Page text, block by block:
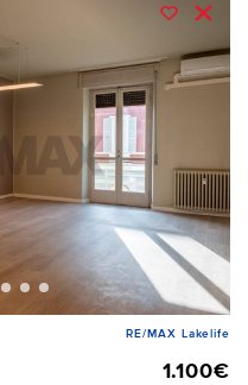
RE/MAX Lakelife
1.100€